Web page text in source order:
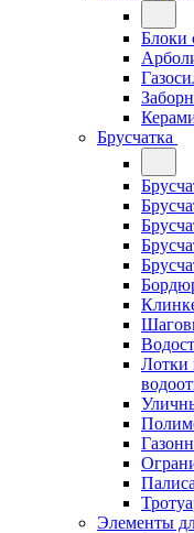
Блоки
Брусчатка
Лотки
Элементы